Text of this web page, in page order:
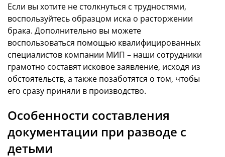
Если вы хотите не столкнуться с трудностями,
воспользуйтесь образцом иска о расторжении
брака. Дополнительно вы можете
воспользоваться помощью квалифицированных
специалистов компании МИП – наши сотрудники
грамотно составят исковое заявление, исходя из
обстоятельств, а также позаботятся о том, чтобы
его сразу приняли в производство.
Особенности составления
документации при разводе с
детьми